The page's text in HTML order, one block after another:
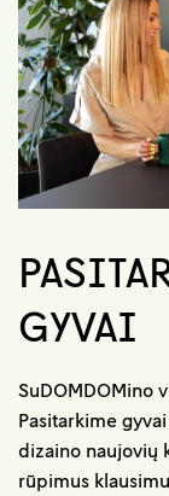
GYVAI
SuDOMDOMino
Pasitarkime
dizaino naujovių
rūpimus